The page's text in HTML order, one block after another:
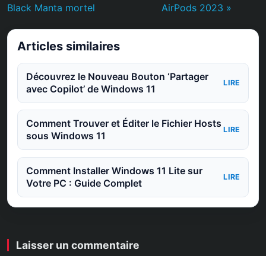
Black Manta mortel
AirPods 2023 »
Articles similaires
Découvrez le Nouveau Bouton ‘Partager
avec Copilot’ de Windows 11
LIRE
Comment Trouver et Éditer le Fichier Hosts
sous Windows 11
LIRE
Comment Installer Windows 11 Lite sur
Votre PC : Guide Complet
LIRE
Laisser un commentaire